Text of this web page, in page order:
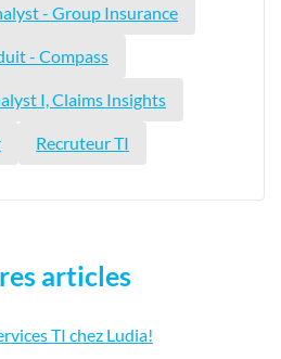
- Group Insurance
- Compass
I, Claims Insights
Recruteur TI
articles
TI chez Ludia!